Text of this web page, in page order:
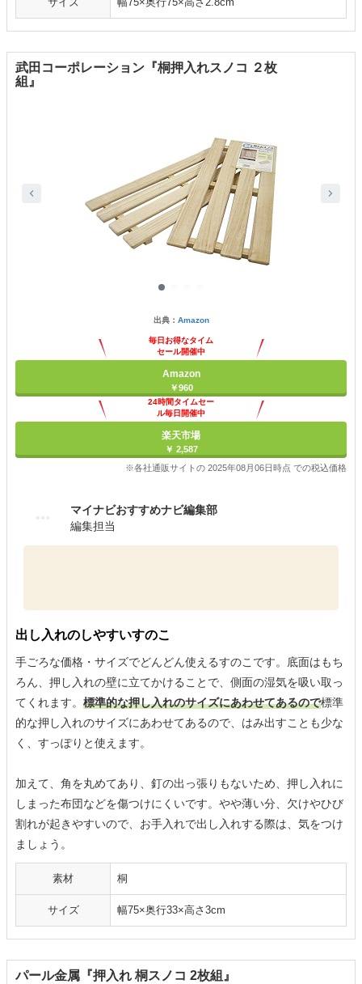
武田コーポレーション『桐押入れスノコ ２枚
組』
出典： Amazon
毎日お得なタイム
セール開催中
Amazon
￥960
24時間タイムセー
ル毎日開催中
楽天市場
￥ 2,587
※各社通販サイトの 2025年08月06日時点 での税込価格
マイナビおすすめナビ編集部
編集担当
出し入れのしやすいすのこ
手ごろな価格・サイズでどんどん使えるすのこです。底面はもち
ろん、押し入れの壁に立てかけることで、側面の湿気を吸い取っ
てくれます。 標準的な押し入れのサイズにあわせてあるので標準
的な押し入れのサイズにあわせてあるので、はみ出すことも少な
く、すっぽりと使えます。
加えて、角を丸めてあり、釘の出っ張りもないため、押し入れに
しまった布団などを傷つけにくいです。やや薄い分、欠けやひび
割れが起きやすいので、お手入れで出し入れする際は、気をつけ
ましょう。
素材 桐
サイズ 幅75×奥行33×高さ3cm
パール金属『押入れ 桐スノコ 2枚組』